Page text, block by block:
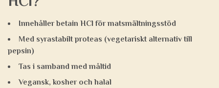
Innehåller betain HCl för matsmältningsstöd
Med syrastabilt proteas (vegetariskt alternativ till
pepsin)
Tas i samband med måltid
Vegansk, kosher och halal